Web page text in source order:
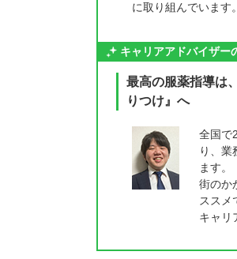
に取り組んでいます。
キャリアアドバイザー
最高の服薬指導は
りつけ』へ
全国で
り、
ます。
街のか
ススメ
キャリ